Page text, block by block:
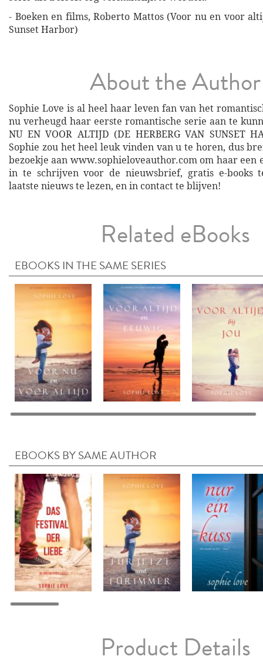
- Boeken en films, Roberto Mattos (Voor nu en voor
Sunset Harbor)
About the Author
Sophie Love is al heel haar leven fan van het
nu verheugd haar eerste romantische serie aan te
NU EN VOOR ALTIJD (DE HERBERG VAN SUNSET
Sophie zou het heel leuk vinden van u te horen, dus
bezoekje aan www.sophieloveauthor.com om haar een
in te schrijven voor de nieuwsbrief, gratis e-books
laatste nieuws te lezen, en in contact te blijven!
Related eBooks
EBOOKS IN THE SAME SERIES
EBOOKS BY SAME AUTHOR
Product Details